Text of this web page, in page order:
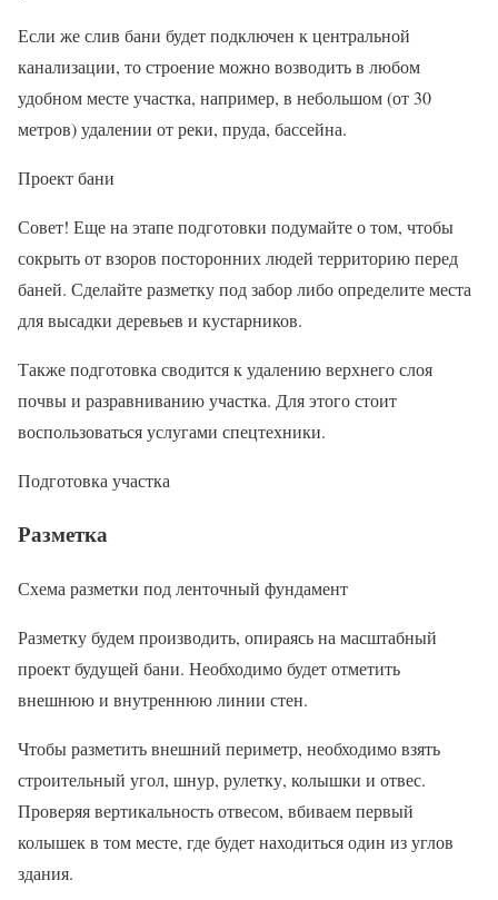
Если же слив бани будет подключен к центральной
канализации, то строение можно возводить в любом
удобном месте участка, например, в небольшом (от 30
метров) удалении от реки, пруда, бассейна.
Проект бани
Совет! Еще на этапе подготовки подумайте о том, чтобы
сокрыть от взоров посторонних людей территорию перед
баней. Сделайте разметку под забор либо определите места
для высадки деревьев и кустарников.
Также подготовка сводится к удалению верхнего слоя
почвы и разравниванию участка. Для этого стоит
воспользоваться услугами спецтехники.
Подготовка участка
Разметка
Схема разметки под ленточный фундамент
Разметку будем производить, опираясь на масштабный
проект будущей бани. Необходимо будет отметить
внешнюю и внутреннюю линии стен.
Чтобы разметить внешний периметр, необходимо взять
строительный угол, шнур, рулетку, колышки и отвес.
Проверяя вертикальность отвесом, вбиваем первый
колышек в том месте, где будет находиться один из углов
здания.